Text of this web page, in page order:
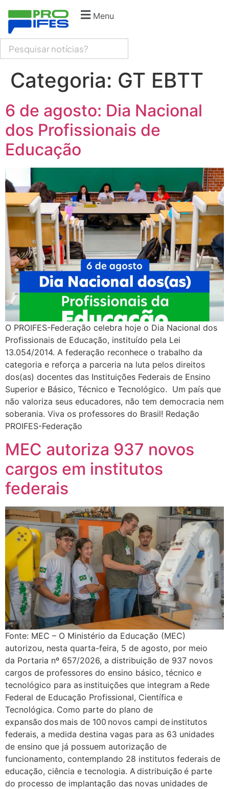
Menu
Categoria: GT EBTT
6 de agosto: Dia Nacional
dos Profissionais de
Educação
O PROIFES-Federação celebra hoje o Dia Nacional dos
Profissionais de Educação, instituído pela Lei
13.054/2014. A federação reconhece o trabalho da
categoria e reforça a parceria na luta pelos direitos
dos(as) docentes das Instituições Federais de Ensino
Superior e Básico, Técnico e Tecnológico. Um país que
não valoriza seus educadores, não tem democracia nem
soberania. Viva os professores do Brasil! Redação
PROIFES-Federação
MEC autoriza 937 novos
cargos em institutos
federais
Fonte: MEC – O Ministério da Educação (MEC)
autorizou, nesta quarta-feira, 5 de agosto, por meio
da Portaria nº 657/2026, a distribuição de 937 novos
cargos de professores do ensino básico, técnico e
tecnológico para as instituições que integram a Rede
Federal de Educação Profissional, Científica e
Tecnológica. Como parte do plano de
expansão dos mais de 100 novos campi de institutos
federais, a medida destina vagas para as 63 unidades
de ensino que já possuem autorização de
funcionamento, contemplando 28 institutos federais de
educação, ciência e tecnologia. A distribuição é parte
do processo de implantação das novas unidades de